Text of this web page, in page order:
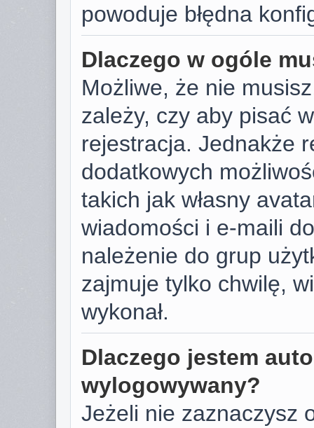
powoduje błędna
Dlaczego w ogóle
Możliwe, że nie
zależy, czy aby pisać
rejestracja. Jednakże
dodatkowych
takich jak własny
wiadomości i e-maili
należenie do grup
zajmuje tylko chwilę,
wykonał.
Dlaczego jestem
wylogowywany?
Jeżeli nie zaznaczysz